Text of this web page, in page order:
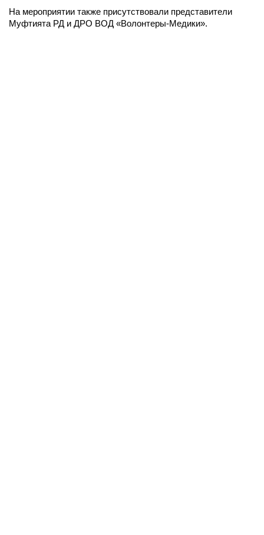
На мероприятии также присутствовали представители
Муфтията РД и ДРО ВОД «Волонтеры-Медики».